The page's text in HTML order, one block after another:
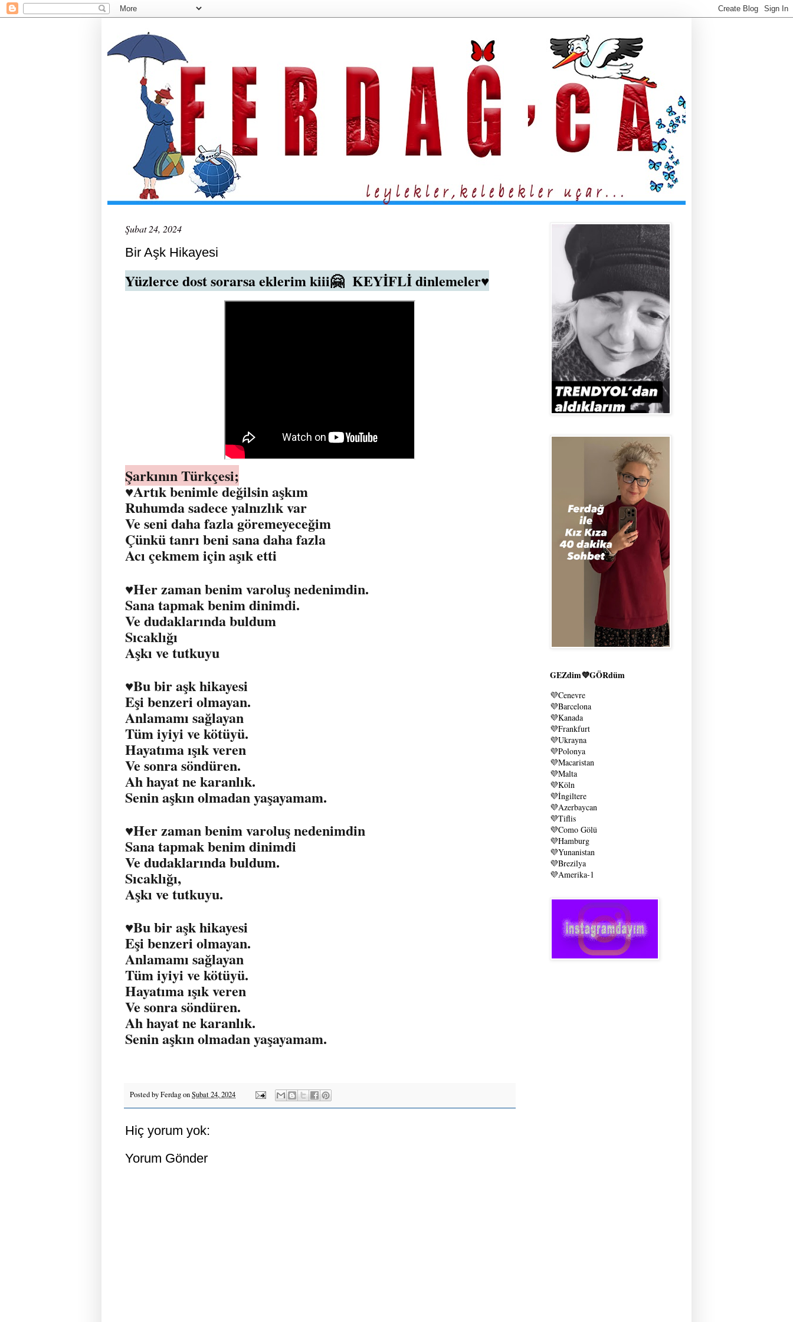
Şubat 24, 2024
Bir Aşk Hikayesi
Yüzlerce dost sorarsa eklerim kiii🤗 KEYİFLİ dinlemeler♥️
Şarkının Türkçesi;
♥️Artık benimle değilsin aşkım
Ruhumda sadece yalnızlık var
Ve seni daha fazla göremeyeceğim
Çünkü tanrı beni sana daha fazla
Acı çekmem için aşık etti
♥️Her zaman benim varoluş nedenimdin.
Sana tapmak benim dinimdi.
Ve dudaklarında buldum
Sıcaklığı
Aşkı ve tutkuyu
♥️Bu bir aşk hikayesi
Eşi benzeri olmayan.
Anlamamı sağlayan
Tüm iyiyi ve kötüyü.
Hayatıma ışık veren
Ve sonra söndüren.
Ah hayat ne karanlık.
Senin aşkın olmadan yaşayamam.
♥️Her zaman benim varoluş nedenimdin
Sana tapmak benim dinimdi
Ve dudaklarında buldum.
Sıcaklığı,
Aşkı ve tutkuyu.
♥️Bu bir aşk hikayesi
Eşi benzeri olmayan.
Anlamamı sağlayan
Tüm iyiyi ve kötüyü.
Hayatıma ışık veren
Ve sonra söndüren.
Ah hayat ne karanlık.
Senin aşkın olmadan yaşayamam.
Posted byFerdagonŞubat 24, 2024
Hiç yorum yok:
Yorum Gönder
GEZdim💜GÖRdüm
💜Cenevre
💜Barcelona
💜Kanada
💜Frankfurt
💜Ukrayna
💜Polonya
💜Macaristan
💜Malta
💜Köln
💜İngiltere
💜Azerbaycan
💜Tiflis
💜Como Gölü
💜Hamburg
💜Yunanistan
💜Brezilya
💜Amerika-1